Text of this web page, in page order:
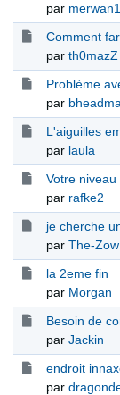
par
Comment
par th0mazZ
Problème
par
L'aiguilles
par laula
Votre niveau
par rafke2
je cherche
par The-Zow
la 2eme fin
par Morgan
Besoin de
par Jackin
endroit
par